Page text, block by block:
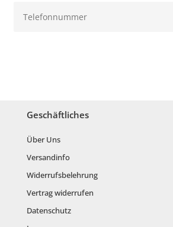
Geschäftliches
Über Uns
Versandinfo
Widerrufsbelehrung
Vertrag widerrufen
Datenschutz